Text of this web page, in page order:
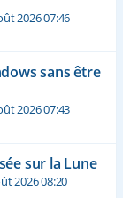
2026 07:46
sans être
2026 07:43
sur la Lune
2026 08:20